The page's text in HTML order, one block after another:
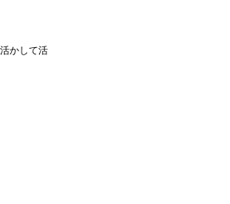
かして活